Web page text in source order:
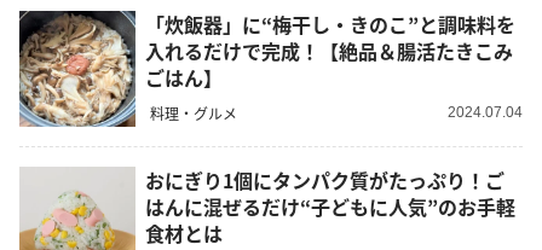
「炊飯器」に“梅干し・きのこ”と調味料を
入れるだけで完成！【絶品＆腸活たきこみ
ごはん】
料理・グルメ 2024.07.04
おにぎり1個にタンパク質がたっぷり！ご
はんに混ぜるだけ“子どもに人気”のお手軽
食材とは